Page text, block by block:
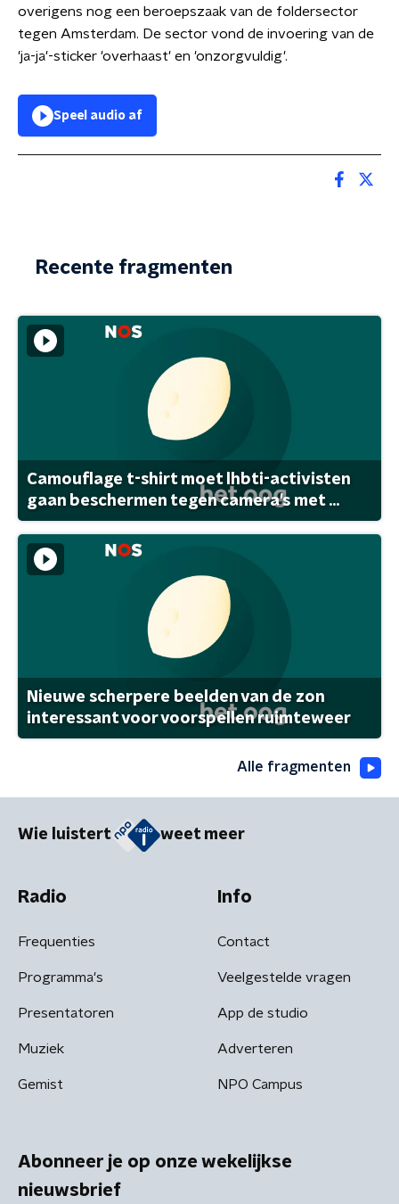
overigens nog een beroepszaak van de foldersector
tegen Amsterdam. De sector vond de invoering van de
'ja-ja'-sticker 'overhaast' en 'onzorgvuldig'.
Speel audio af
Recente fragmenten
Camouflage t-shirt moet lhbti-activisten
gaan beschermen tegen camera's met ...
Nieuwe scherpere beelden van de zon
interessant voor voorspellen ruimteweer
Alle fragmenten
Wie luistert weet meer
Radio
Frequenties
Programma's
Presentatoren
Muziek
Gemist
Info
Contact
Veelgestelde vragen
App de studio
Adverteren
NPO Campus
Abonneer je op onze wekelijkse
nieuwsbrief